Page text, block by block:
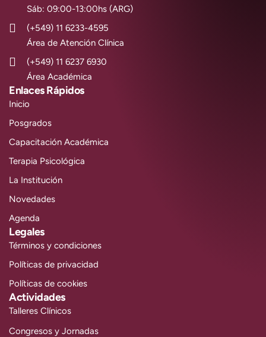
Sáb: 09:00-13:00hs (ARG)
(+549) 11 6233-4595
Área de Atención Clínica
(+549) 11 6237 6930
Área Académica
Enlaces Rápidos
Inicio
Posgrados
Capacitación Académica
Terapia Psicológica
La Institución
Novedades
Agenda
Legales
Términos y condiciones
Políticas de privacidad
Políticas de cookies
Actividades
Talleres Clínicos
Congresos y Jornadas